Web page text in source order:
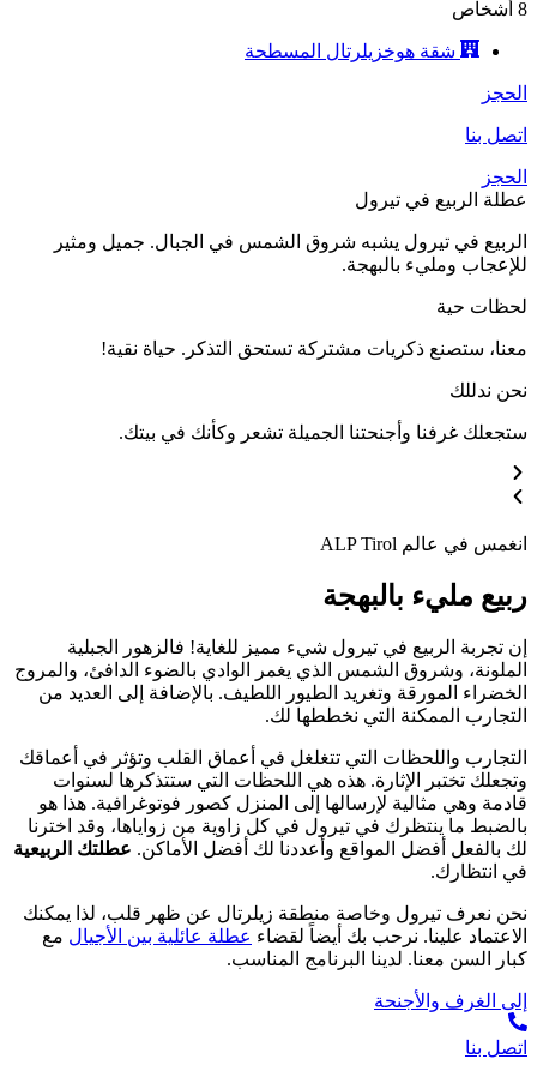
8 أشخاص
شقة هوخزيلرتال المسطحة
الحجز
اتصل بنا
الحجز
عطلة الربيع في تيرول
الربيع في تيرول يشبه شروق الشمس في الجبال. جميل ومثير
للإعجاب ومليء بالبهجة.
لحظات حية
معنا، ستصنع ذكريات مشتركة تستحق التذكر. حياة نقية!
نحن ندللك
ستجعلك غرفنا وأجنحتنا الجميلة تشعر وكأنك في بيتك.
انغمس في عالم ALP Tirol
ربيع مليء بالبهجة
إن تجربة الربيع في تيرول شيء مميز للغاية! فالزهور الجبلية
الملونة، وشروق الشمس الذي يغمر الوادي بالضوء الدافئ، والمروج
الخضراء المورقة وتغريد الطيور اللطيف. بالإضافة إلى العديد من
التجارب الممكنة التي نخططها لك.
التجارب واللحظات التي تتغلغل في أعماق القلب وتؤثر في أعماقك
وتجعلك تختبر الإثارة. هذه هي اللحظات التي ستتذكرها لسنوات
قادمة وهي مثالية لإرسالها إلى المنزل كصور فوتوغرافية. هذا هو
بالضبط ما ينتظرك في تيرول في كل زاوية من زواياها، وقد اخترنا
لك بالفعل أفضل المواقع وأعددنا لك أفضل الأماكن. عطلتك الربيعية
في انتظارك.
نحن نعرف تيرول وخاصة منطقة زيلرتال عن ظهر قلب، لذا يمكنك
الاعتماد علينا. نرحب بك أيضاً لقضاء عطلة عائلية بين الأجيال مع
كبار السن معنا. لدينا البرنامج المناسب.
إلى الغرف والأجنحة
اتصل بنا